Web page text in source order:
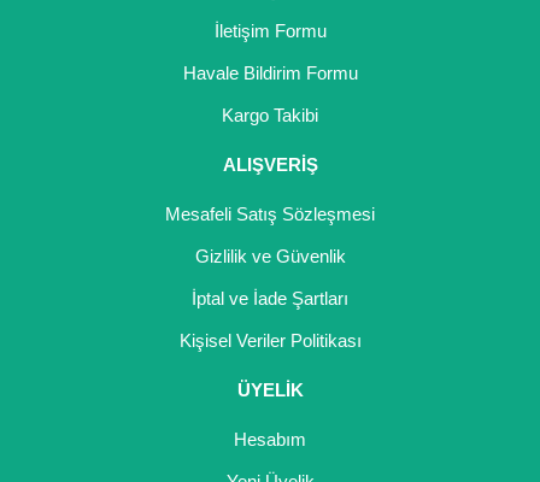
İletişim Formu
Havale Bildirim Formu
Kargo Takibi
ALIŞVERİŞ
Mesafeli Satış Sözleşmesi
Gizlilik ve Güvenlik
İptal ve İade Şartları
Kişisel Veriler Politikası
ÜYELİK
Hesabım